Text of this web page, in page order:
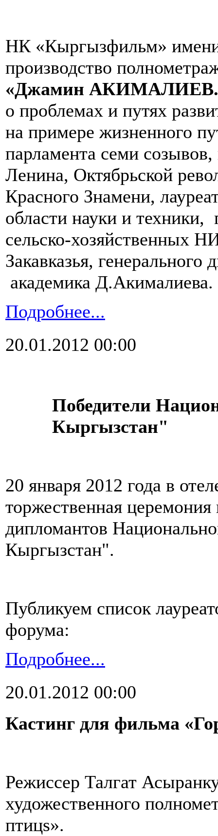
НК «Кыргызфильм»
производство
«Джамин АКИМАЛИЕВ
о проблемах и путях
на примере жизненного
парламента семи
Ленина, Октябрьской
Красного Знамени,
области науки и техники,
сельско-хозяйственных
Закавказья,
академика Д.Акималиева.
Подробнее...
20.01.2012 00:00
Победители
Кыргызстан"
20 января 2012 года в
торжественная
дипломантов
Кыргызстан".
Публикуем список
форума:
Подробнее...
20.01.2012 00:00
Кастинг для фильма
Режиссер Талгат
художественного
птицs».